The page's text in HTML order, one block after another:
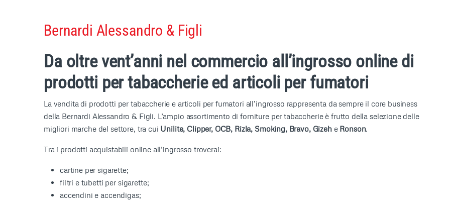
Bernardi Alessandro & Figli
Da oltre vent’anni nel commercio all’ingrosso online di
prodotti per tabaccherie ed articoli per fumatori
La vendita di prodotti per tabaccherie e articoli per fumatori all’ingrosso rappresenta da sempre il core business
della Bernardi Alessandro & Figli. L’ampio assortimento di forniture per tabaccherie è frutto della selezione delle
migliori marche del settore, tra cui Unilite, Clipper, OCB, Rizla, Smoking, Bravo, Gizeh e Ronson.
Tra i prodotti acquistabili online all’ingrosso troverai:
cartine per sigarette;
filtri e tubetti per sigarette;
accendini e accendigas;